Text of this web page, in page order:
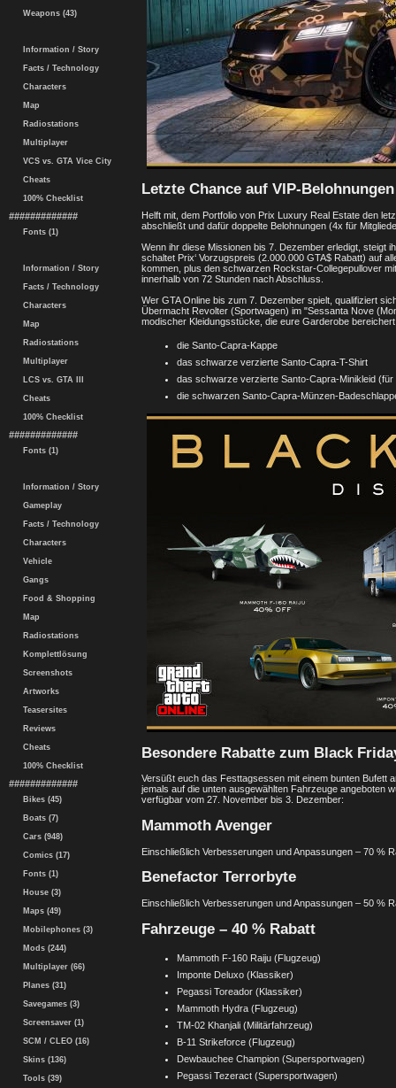
Weapons (43)
Information / Story
Facts / Technology
Characters
Map
Radiostations
Multiplayer
VCS vs. GTA Vice City
Cheats
100% Checklist
#############
Fonts (1)
Information / Story
Facts / Technology
Characters
Map
Radiostations
Multiplayer
LCS vs. GTA III
Cheats
100% Checklist
#############
Fonts (1)
Information / Story
Gameplay
Facts / Technology
Characters
Vehicle
Gangs
Food & Shopping
Map
Radiostations
Komplettlösung
Screenshots
Artworks
Teasersites
Reviews
Cheats
100% Checklist
#############
Bikes (45)
Boats (7)
Cars (948)
Comics (17)
Fonts (1)
House (3)
Maps (49)
Mobilephones (3)
Mods (244)
Multiplayer (66)
Planes (31)
Savegames (3)
Screensaver (1)
SCM / CLEO (16)
Skins (136)
Tools (39)
Letzte Chance auf VIP-Belohnungen
Helft mit, dem Portfolio von Prix Luxury Real Estate den
abschließt und dafür doppelte Belohnungen (4x für
Wenn ihr diese Missionen bis 7. Dezember erledigt, steigt
schaltet Prix‘ Vorzugspreis (2.000.000 GTA$ Rabatt) auf
kommen, plus den schwarzen Rockstar-Collegepullover
innerhalb von 72 Stunden nach Abschluss.
Wer GTA Online bis zum 7. Dezember spielt, qualifiziert
Übermacht Revolter (Sportwagen) im "Sessanta Nove
modischer Kleidungsstücke, die eure Garderobe
die Santo-Capra-Kappe
das schwarze verzierte Santo-Capra-T-Shirt
das schwarze verzierte Santo-Capra-Minikleid
die schwarzen Santo-Capra-Münzen-
Besondere Rabatte zum Black
Versüßt euch das Festtagsessen mit einem bunten Bufett
jemals auf die unten ausgewählten Fahrzeuge angeboten
verfügbar vom 27. November bis 3. Dezember:
Mammoth Avenger
Einschließlich Verbesserungen und Anpassungen – 70 %
Benefactor Terrorbyte
Einschließlich Verbesserungen und Anpassungen – 50 %
Fahrzeuge – 40 % Rabatt
Mammoth F-160 Raiju (Flugzeug)
Imponte Deluxo (Klassiker)
Pegassi Toreador (Klassiker)
Mammoth Hydra (Flugzeug)
TM-02 Khanjali (Militärfahrzeug)
B-11 Strikeforce (Flugzeug)
Dewbauchee Champion (Supersportwagen)
Pegassi Tezeract (Supersportwagen)